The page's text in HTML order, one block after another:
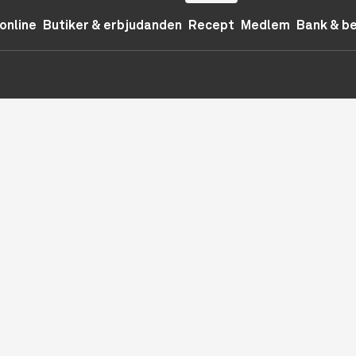
Butiker & erbjudanden Recept Medlem Bank &